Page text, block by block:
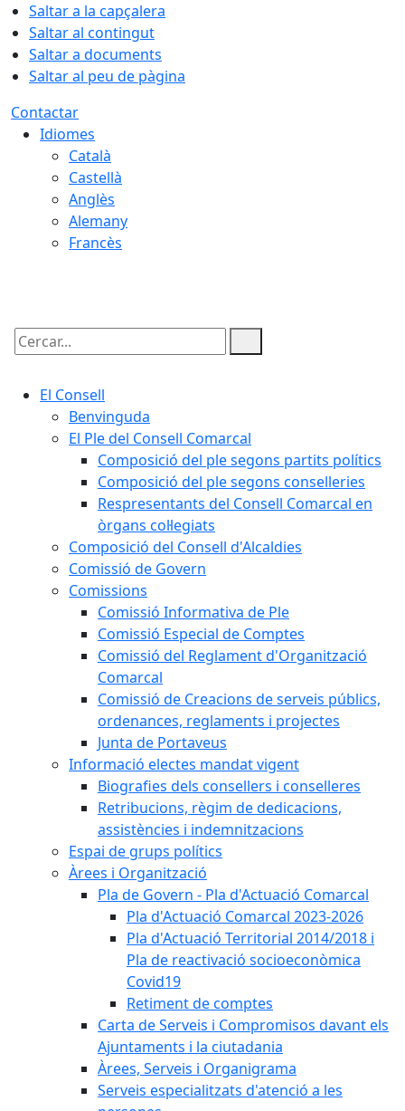
Saltar a la capçalera
Saltar al contingut
Saltar a documents
Saltar al peu de pàgina
Contactar
Idiomes
Català
Castellà
Anglès
Alemany
Francès
Cercar:
El Consell
Benvinguda
El Ple del Consell Comarcal
Composició del ple segons partits polítics
Composició del ple segons conselleries
Respresentants del Consell Comarcal en
òrgans col·legiats
Composició del Consell d'Alcaldies
Comissió de Govern
Comissions
Comissió Informativa de Ple
Comissió Especial de Comptes
Comissió del Reglament d'Organització
Comarcal
Comissió de Creacions de serveis públics,
ordenances, reglaments i projectes
Junta de Portaveus
Informació electes mandat vigent
Biografies dels consellers i conselleres
Retribucions, règim de dedicacions,
assistències i indemnitzacions
Espai de grups polítics
Àrees i Organització
Pla de Govern - Pla d'Actuació Comarcal
Pla d'Actuació Comarcal 2023-2026
Pla d'Actuació Territorial 2014/2018 i
Pla de reactivació socioeconòmica
Covid19
Retiment de comptes
Carta de Serveis i Compromisos davant els
Ajuntaments i la ciutadania
Àrees, Serveis i Organigrama
Serveis especialitzats d'atenció a les